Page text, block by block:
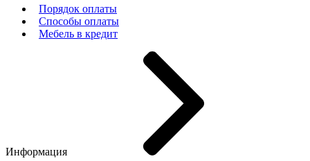
Порядок оплаты
Способы оплаты
Мебель в кредит
Информация